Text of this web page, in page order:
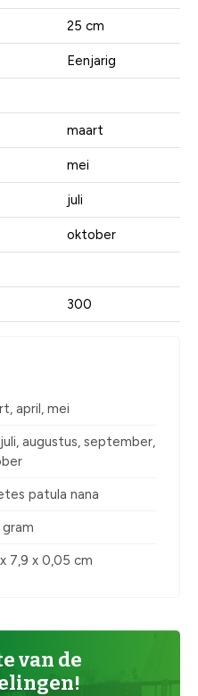
25 cm
Eenjarig
maart
mei
juli
oktober
300
april, mei
augustus, september,
patula nana
gram
7,9 x 0,05 cm
van de